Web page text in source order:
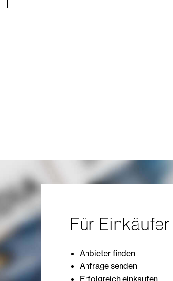
Für Einkäufer
Anbieter finden
Anfrage senden
Erfolgreich einkaufen